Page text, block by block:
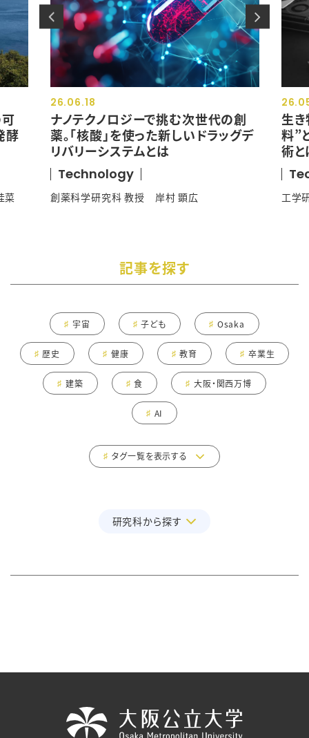
酵
菜
26.06.18
ナノテクノロジーで挑む次世代の創
薬。「核酸」を使った新しいドラッグデ
リバリーシステムとは
Technology
創薬科学研究科 教授 岸村 顕広
生
料”
術
工学
記事を探す
宇宙 子ども Osaka
歴史 健康 教育 卒業生
建築 食 大阪・関西万博
AI
タグ一覧を表示する
研究科から探す